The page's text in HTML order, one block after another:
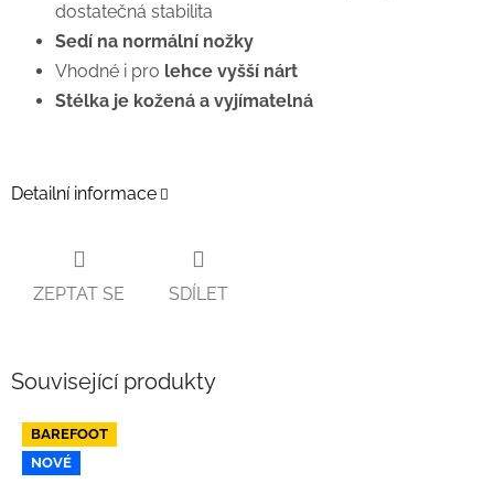
dostatečná stabilita
Sedí na normální nožky
Vhodné i pro lehce vyšší nárt
Stélka je kožená a vyjímatelná
Detailní informace
ZEPTAT SE SDÍLET
Související produkty
BAREFOOT
NOVÉ